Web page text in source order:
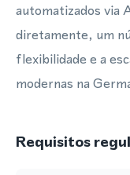
automatizados via
diretamente, um
flexibilidade e a
modernas na
Requisitos